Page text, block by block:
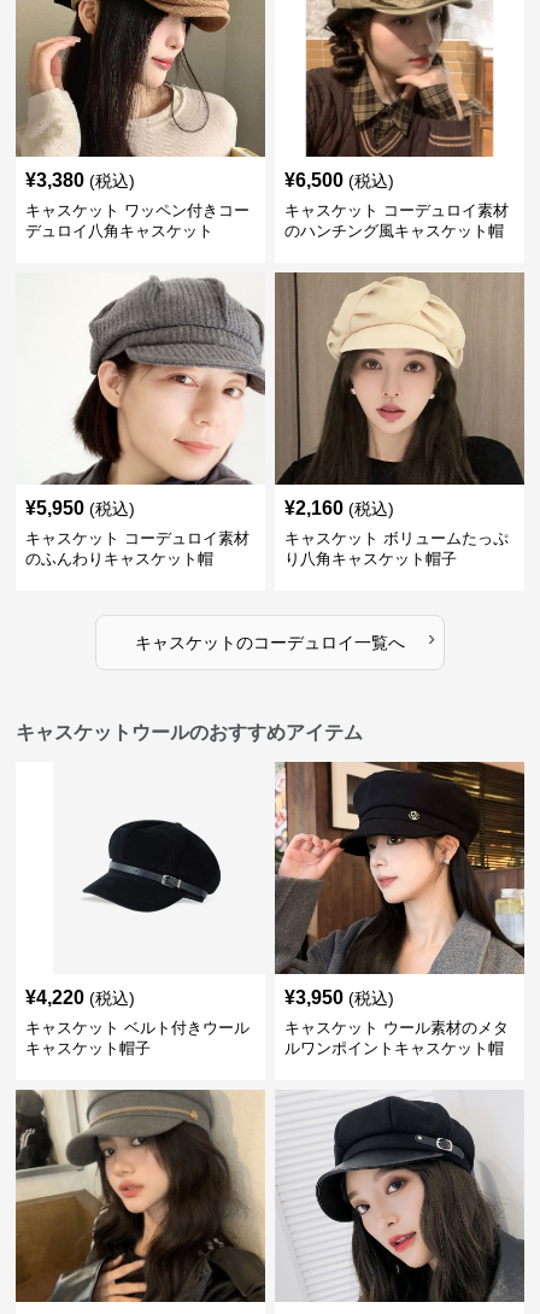
¥3,380 (税込)
キャスケット ワッペン付きコー
デュロイ八角キャスケット
¥6,500 (税込)
キャスケット コーデュロイ素材
のハンチング風キャスケット帽
¥5,950 (税込)
キャスケット コーデュロイ素材
のふんわりキャスケット帽
¥2,160 (税込)
キャスケット ボリュームたっぷ
り八角キャスケット帽子
キャスケットのコーデュロイ一覧へ ›
キャスケットウールのおすすめアイテム
¥4,220 (税込)
キャスケット ベルト付きウール
キャスケット帽子
¥3,950 (税込)
キャスケット ウール素材のメタ
ルワンポイントキャスケット帽